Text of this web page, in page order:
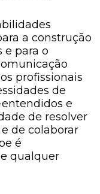
a construção
e para o
profissionais
de
e
de resolver
de colaborar
é
qualquer